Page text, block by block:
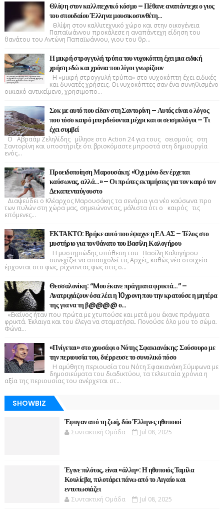
Θλίψη στον καλλιτεχνικό κόσμο – Πέθανε αναπάντεχα ο γιος
του σπουδαίου Έλληνα μουσικοσυνθέτη…
Θλίψη στον καλλιτεχνικό χώρο και στην οικογένεια
Παπαϊωάννου προκάλεσε η αναπάντεχη είδηση του
θανάτου του Αντώνη Παπαϊωάννου, γιου του θρ...
Η μικρή στρογγυλή τρύπα του νυχοκόπτη έχει μια ειδική
χρήση εδώ και χρόνια που λίγοι γνωρίζουν
Η «μικρή στρογγυλή τρύπα» στο νυχοκόπτη έχει ειδικές
και δυνατές χρήσεις. Οι νυχοκόπτες σαν ένα συνηθισμένο
οικιακό αντικείμενο, χρησιμοπο...
Σοκ με αυτό που είδαν στη Σαντορίνη – Αυτός είναι ο λόγος
που τόσο καιρό μπερδεύονται μέχρι και οι σεισμολόγοι – Τι
έχει συμβεί
Ο Αβραάμ Ζεληλίδης μίλησε στο Action 24 για τους σεισμούς στη
Σαντορίνη και υποστήριξε ότι βρισκόμαστε μπροστά στη δημιουργία
ενός...
Προειδοποίηση Μαρουσάκη: «Όχι μόνο δεν έρχεται
καύσωνας, αλλά…» – Οι πρώτες εκτιμήσεις για τον καιρό τον
Δεκαπενταύγουστο
Διαψεύδει ο Κλέαρχος Μαρουσάκης τα σενάρια για νέο καύσωνα προ
των πυλών στη χώρα μας, σημειώνοντας, μάλιστα ότι ο καιρός τις
επόμενες...
ΕΚΤΑΚΤΟ: Βρήκε αυτό που έψαχνε η ΕΛ.ΑΣ – Τέλος στο
μυστήριο για τον θάνατο του Βασίλη Καλογήρου
Η μυστηριώδης υπόθεση του Βασίλη Καλογήρου
συνεχίζει να απασχολεί τις Αρχές, καθώς νέα στοιχεία
έρχονται στο φως, ρίχνοντας φως στις σ...
Θεσσαλονίκη: “Mου έκανε πράγματα φρικτά…” –
Ανατριχιάζουν όσα λέει η 10χρονη που την κρατούσε η μητέρα
της για να τη β@@@@ ο…
«Εκείνος ήταν που πρώτα με χτυπούσε και μετά μου έκανε πράγματα
φρικτά. Έκλαιγα και του έλεγα να σταματήσει. Πονούσε όλο μου το σώμα.
Φώνα...
«Πνίγεται» στο χρυσάφι ο Νότης Σφακιανάκης: Σούσουρο με
την περιουσία του, διέρρευσε το συνολικό πόσο
Η αμύθητη περιουσία του Νότη Σφακιανάκη Σύμφωνα με
δημοσιεύματα του διαδικτύου, τα τελευταία χρόνια η
αξία της περιουσίας του ανέρχεται στ...
SHOWBIZ
Έφυγαν από τη ζωή, δύο Έλληνες ηθοποιοί
Συντακτική Ομάδα Jul 08, 2025
Έγινε πιλότος, είναι «άλλη»: Η ηθοποιός Ταμίλα
Κουλίεβα, πιλοτάρει πάνω από το Αιγαίο και
εντυπωσιάζει
Συντακτική Ομάδα Jul 08, 2025